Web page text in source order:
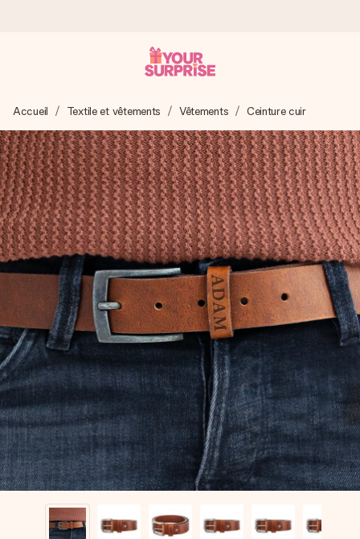
Nous préparons votre cadeau avec attention et l’envoyons
en un éclair – pour que vous puissiez l’offrir au bon moment,
quand cela compte le plus.
4,9 (sur la base de +15 000 avis)
Nos cadeaux sont appréciés. Les clients nous attribuent
une note de 4,9 sur Google Reviews (total de tous les
pays où nous sommes présents).
Carte de vœux gratuite
Créez quelque chose d’unique en quelques étapes – avec
son prénom, votre photo ou un message qui touche le cœur.
Sans complications, juste tout l’amour pour le moment idéal.
Accueil Textile et vêtements Vêtements Ceinture cuir